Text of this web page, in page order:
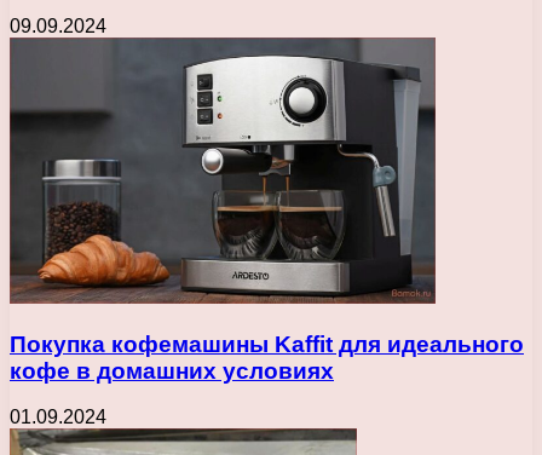
09.09.2024
Покупка кофемашины Kaffit для идеального
кофе в домашних условиях
01.09.2024